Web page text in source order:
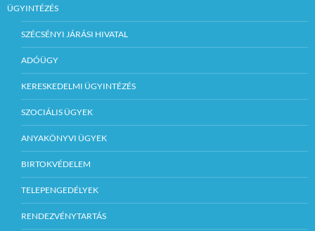
ÜGYINTÉZÉS
SZÉCSÉNYI JÁRÁSI HIVATAL
ADÓÜGY
KERESKEDELMI ÜGYINTÉZÉS
SZOCIÁLIS ÜGYEK
ANYAKÖNYVI ÜGYEK
BIRTOKVÉDELEM
TELEPENGEDÉLYEK
RENDEZVÉNYTARTÁS